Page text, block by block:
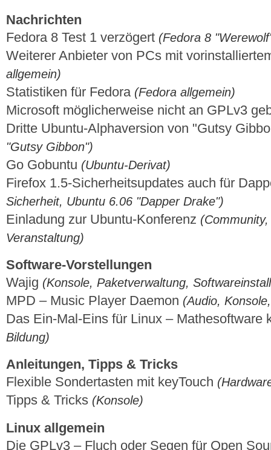
Nachrichten
Fedora 8 Test 1 verzögert (Fedora 8
Weiterer Anbieter von PCs mit
allgemein)
Statistiken für Fedora (Fedora allgemein)
Microsoft möglicherweise nicht an GPLv3
Dritte Ubuntu-Alphaversion von "Gutsy
"Gutsy Gibbon")
Go Gobuntu (Ubuntu-Derivat)
Firefox 1.5-Sicherheitsupdates auch für
Sicherheit, Ubuntu 6.06 "Dapper Drake")
Einladung zur Ubuntu-Konferenz
Veranstaltung)
Software-Vorstellungen
Wajig (Konsole, Paketverwaltung,
MPD – Music Player Daemon (Audio,
Das Ein-Mal-Eins für Linux – Mathesoftware
Bildung)
Anleitungen, Tipps & Tricks
Flexible Sondertasten mit keyTouch
Tipps & Tricks (Konsole)
Linux allgemein
Die GPLv3 – Fluch oder Segen für Open